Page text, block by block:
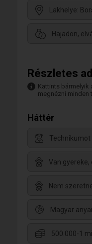
Lakhelye:
Hajadon,
Részletes
Kattints bármelyik
megnézni minden
Háttér
Van gyereke,
Nem
Magyar
500.000-1